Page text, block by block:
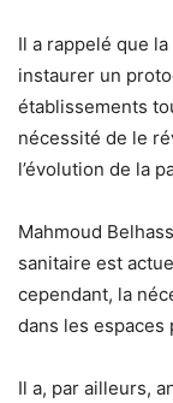
Il a rappelé que
instaurer un
établissements
nécessité de le
l’évolution de la
Mahmoud
sanitaire est
cependant, la
dans les espaces
Il a, par ailleurs,